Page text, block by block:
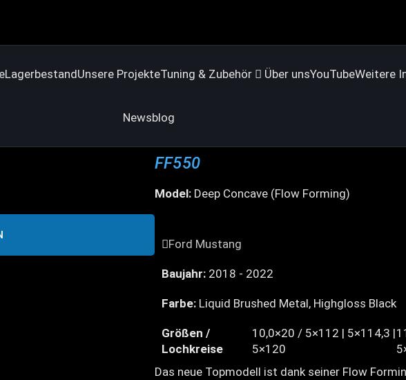
LagerbestandUnsere ProjekteTuning & Zubehör Über unsYouTubeWeitere
Newsblog
FF550
Model: Deep Concave (Flow Forming)
Ford Mustang
Baujahr: 2018 - 2022
Farbe: Liquid Brushed Metal, Highgloss Black
Größen /
Lochkreise
10,0×20 / 5×112 | 5×114,3 |
5×120
Das neue Topmodell ist dank seiner Flow